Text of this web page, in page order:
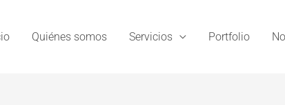
Quiénes somos Servicios Portfolio